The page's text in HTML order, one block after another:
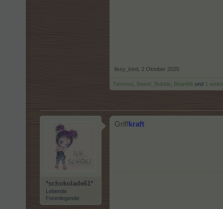
lissy_kind 2 Oktober 2025
Tammoo Sweet_Bubble Bela486 und 1
*schokolade61*
Lebende
Forenlegende
Griffkraft